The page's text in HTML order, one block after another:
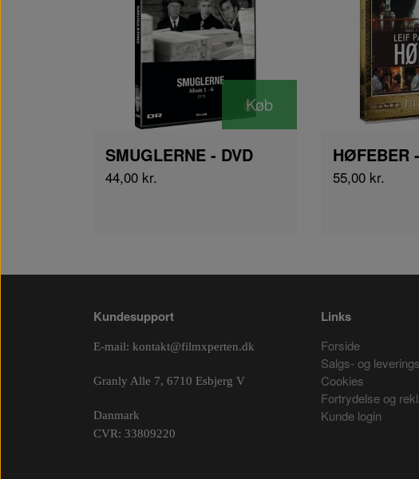
Køb
SMUGLERNE - DVD
44,00 kr.
HØFEBER
55,00 kr.
Kundesupport
E-mail: kontakt@filmxperten.dk
Granly Alle 7, 6710 Esbjerg V
Danmark
CVR: 33809220
Links
Forside
Salgs- og
Cookies
Fortrydelse og
Kunde login